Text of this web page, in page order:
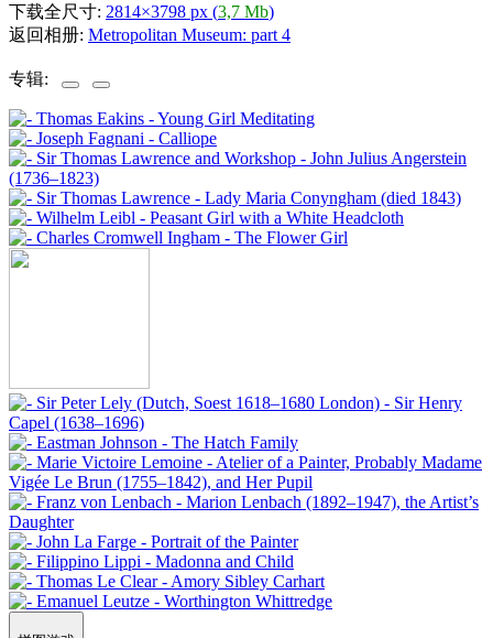
下载全尺寸: 2814×3798 px (3,7 Mb)
返回相册: Metropolitan Museum: part 4
专辑: